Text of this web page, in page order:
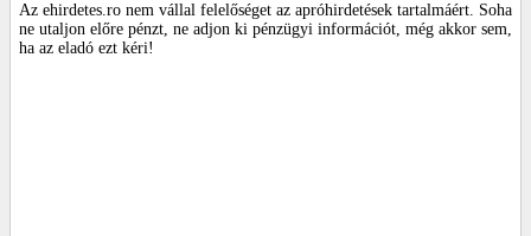
Az ehirdetes.ro nem vállal felelőséget az apróhirdetések tartalmáért. Soha
ne utaljon előre pénzt, ne adjon ki pénzügyi információt, még akkor sem,
ha az eladó ezt kéri!